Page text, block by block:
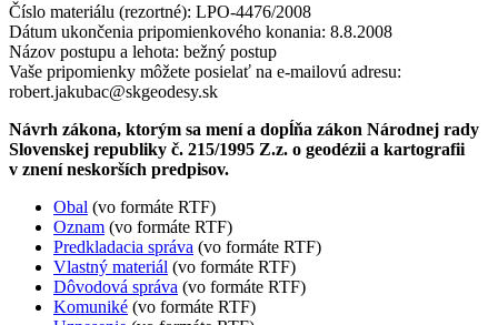
Číslo materiálu (rezortné): LPO-4476/2008
Dátum ukončenia pripomienkového konania: 8.8.2008
Názov postupu a lehota: bežný postup
Vaše pripomienky môžete posielať na e-mailovú adresu:
robert.jakubac@skgeodesy.sk
Návrh zákona, ktorým sa mení a dopĺňa zákon Národnej rady
Slovenskej republiky č. 215/1995 Z.z. o geodézii a kartografii
v znení neskorších predpisov.
Obal (vo formáte RTF)
Oznam (vo formáte RTF)
Predkladacia správa (vo formáte RTF)
Vlastný materiál (vo formáte RTF)
Dôvodová správa (vo formáte RTF)
Komuniké (vo formáte RTF)